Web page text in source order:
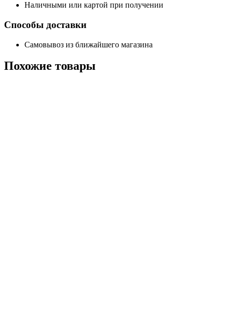
Наличными или картой при получении
Способы доставки
Самовывоз из ближайшего магазина
Похожие товары